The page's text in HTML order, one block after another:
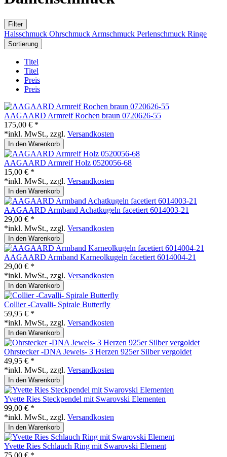
Filter
Halsschmuck Ohrschmuck Armschmuck Perlenschmuck Ringe
Sortierung
Titel
Titel
Preis
Preis
AAGAARD Armreif Rochen braun 0720626-55
175,00 € *
*inkl. MwSt., zzgl. Versandkosten
In den Warenkorb
AAGAARD Armreif Holz 0520056-68
15,00 € *
*inkl. MwSt., zzgl. Versandkosten
In den Warenkorb
AAGAARD Armband Achatkugeln facetiert 6014003-21
29,00 € *
*inkl. MwSt., zzgl. Versandkosten
In den Warenkorb
AAGAARD Armband Karneolkugeln facetiert 6014004-21
29,00 € *
*inkl. MwSt., zzgl. Versandkosten
In den Warenkorb
Collier -Cavalli- Spirale Butterfly
59,95 € *
*inkl. MwSt., zzgl. Versandkosten
In den Warenkorb
Ohrstecker -DNA Jewels- 3 Herzen 925er Silber vergoldet
49,95 € *
*inkl. MwSt., zzgl. Versandkosten
In den Warenkorb
Yvette Ries Steckpendel mit Swarovski Elementen
99,00 € *
*inkl. MwSt., zzgl. Versandkosten
In den Warenkorb
Yvette Ries Schlauch Ring mit Swarovski Element
75,00 € *